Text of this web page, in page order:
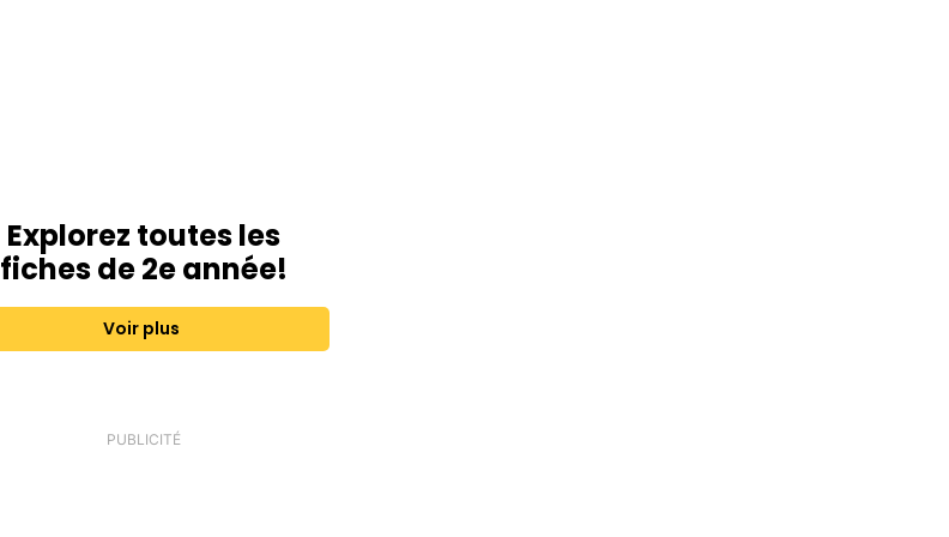
Explorez toutes les
fiches de 2e année!
Voir plus
PUBLICITÉ